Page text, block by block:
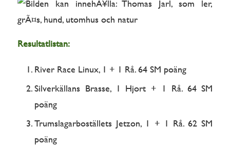
Resultatlistan:
River Race Linux, 1 + 1 Rå. 64 SM poäng
Silverkällans Brasse, 1 Hjort + 1 Rå. 64 SM
poäng
Trumslagarboställets Jetzon, 1 + 1 Rå. 62 SM
poäng